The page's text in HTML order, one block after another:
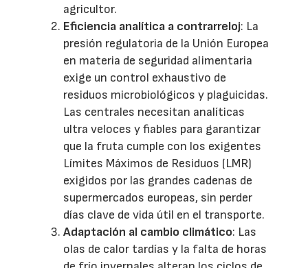
agricultor.
Eficiencia analítica a contrarreloj: La
presión regulatoria de la Unión Europea
en materia de seguridad alimentaria
exige un control exhaustivo de
residuos microbiológicos y plaguicidas.
Las centrales necesitan analíticas
ultra veloces y fiables para garantizar
que la fruta cumple con los exigentes
Límites Máximos de Residuos (LMR)
exigidos por las grandes cadenas de
supermercados europeas, sin perder
días clave de vida útil en el transporte.
Adaptación al cambio climático: Las
olas de calor tardías y la falta de horas